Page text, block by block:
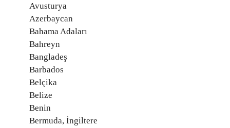
Avusturya
Azerbaycan
Bahama Adaları
Bahreyn
Bangladeş
Barbados
Belçika
Belize
Benin
Bermuda, İngiltere